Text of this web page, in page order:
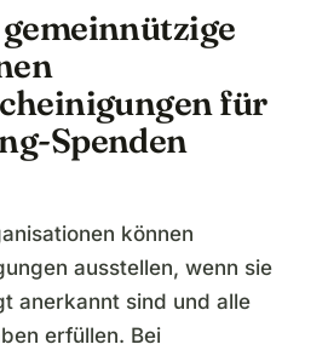
für
Spenden
können
ausstellen, wenn sie
anerkannt sind und alle
erfüllen. Bei